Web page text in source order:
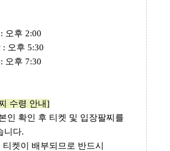
오후 2:00
: 오후 5:30
오후 7:30
수령 안내]
인 확인 후 티켓 및 입장팔찌를
니다.
티켓이 배부되므로 반드시